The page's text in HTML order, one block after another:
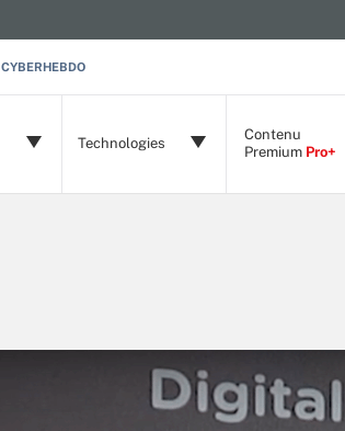
CYBERHEBDO
Technologies
Contenu
Premium Pro+